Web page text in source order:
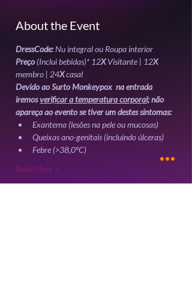
About the Event
DressCode: Nu integral ou Roupa interior
Preço (Inclui bebidas)* 12X Visitante | 12X
membro | 24X casal
Devido ao Surto Monkeypox  na entrada
iremos verificar a temperatura corporal; não
apareça ao evento se tiver um destes sintomas:
Exantema (lesões na pele ou mucosas)
Queixas ano-genitais (incluindo úlceras)
Febre (>38,0ºC)
Read More >